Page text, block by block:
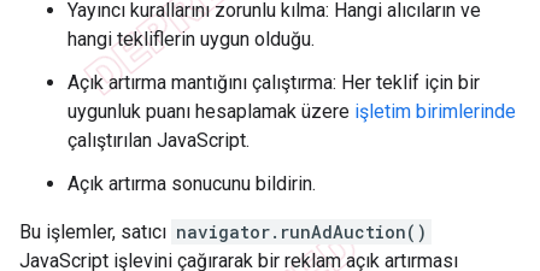
Yayıncı kurallarını zorunlu kılma: Hangi alıcıların ve
hangi tekliflerin uygun olduğu.
Açık artırma mantığını çalıştırma: Her teklif için bir
uygunluk puanı hesaplamak üzere işletim birimlerinde
çalıştırılan JavaScript.
Açık artırma sonucunu bildirin.
Bu işlemler, satıcı navigator.runAdAuction()
JavaScript işlevini çağırarak bir reklam açık artırması